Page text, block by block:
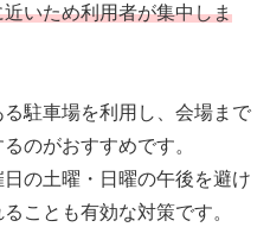
いため利用者が集中しま
駐車場を利用し、会場まで
のがおすすめです。
の土曜・日曜の午後を避け
ことも有効な対策です。